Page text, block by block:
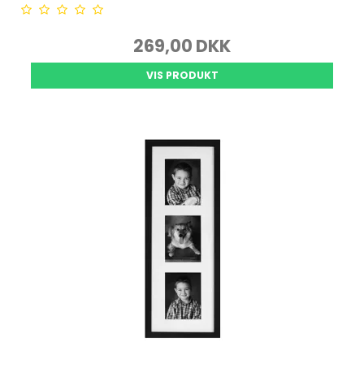
269,00 DKK
VIS PRODUKT